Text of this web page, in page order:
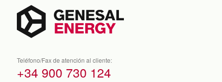
Teléfono/Fax de atención al cliente:
+34 900 730 124